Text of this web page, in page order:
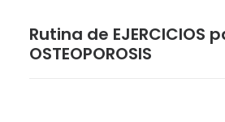
Rutina de EJERCICIOS
OSTEOPOROSIS